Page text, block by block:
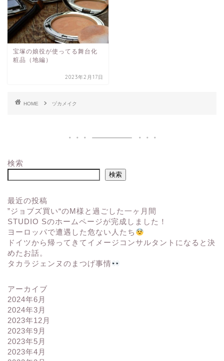
宝塚の娘役が使ってる舞台化
粧品（地編）
2023年2月17日
HOME ヅカメイク
検索
検索
最近の投稿
”ジョブズ買い“のM様と過ごした一ヶ月間
STUDIO Sのホームページが完成しました！
ヨーロッパで遭遇した危ない人たち
ドイツから帰ってきてイメージコンサルタントになると決
めたお話。
タカラジェンヌのまつげ事情
アーカイブ
2024年6月
2024年3月
2023年12月
2023年9月
2023年5月
2023年4月